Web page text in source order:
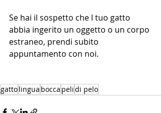
Se hai il sospetto che l tuo gatto
abbia ingerito un oggetto o un corpo
estraneo, prendi subito
appuntamento con noi.
gattolingua bocca pelidi pelo